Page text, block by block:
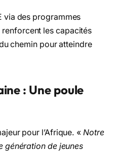
via des programmes
les capacités
chemin pour atteindre
: Une poule
pour l’Afrique. «Notre
génération de jeunes